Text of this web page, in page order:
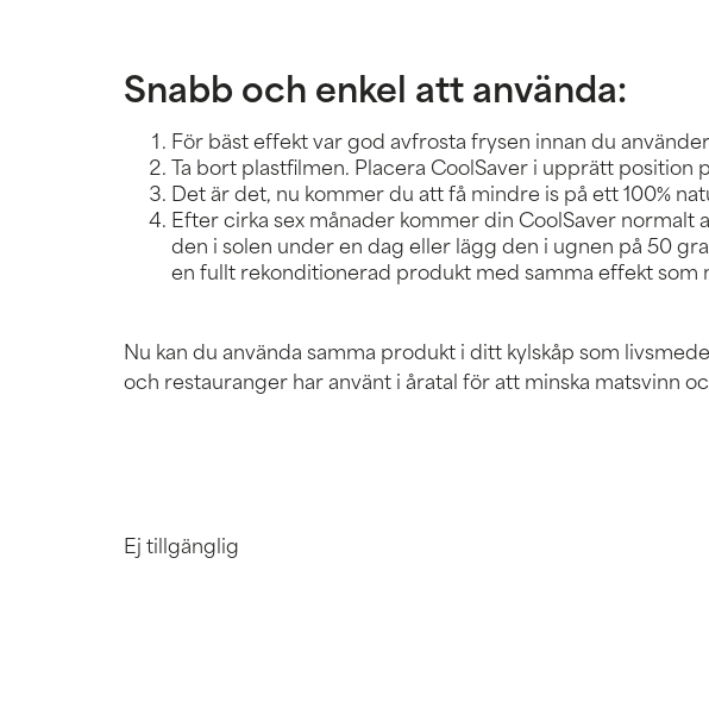
Snabb och enkel att använda:
För bäst effekt var god avfrosta frysen innan du
Ta bort plastfilmen. Placera CoolSaver i upprätt position
Det är det, nu kommer du att få mindre is på ett 100%
Efter cirka sex månader kommer din CoolSaver
den i solen under en dag eller lägg den i ugnen på 50
en fullt rekonditionerad produkt med samma effekt som
Nu kan du använda samma produkt i ditt kylskåp som
och restauranger har använt i åratal för att minska matsvinn
Ej tillgänglig